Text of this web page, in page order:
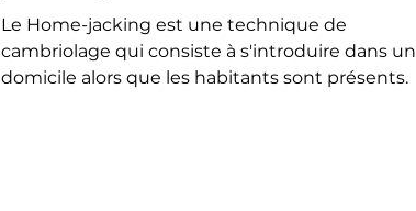
Le Home-jacking est une technique de
cambriolage qui consiste à s'introduire dans un
domicile alors que les habitants sont présents.